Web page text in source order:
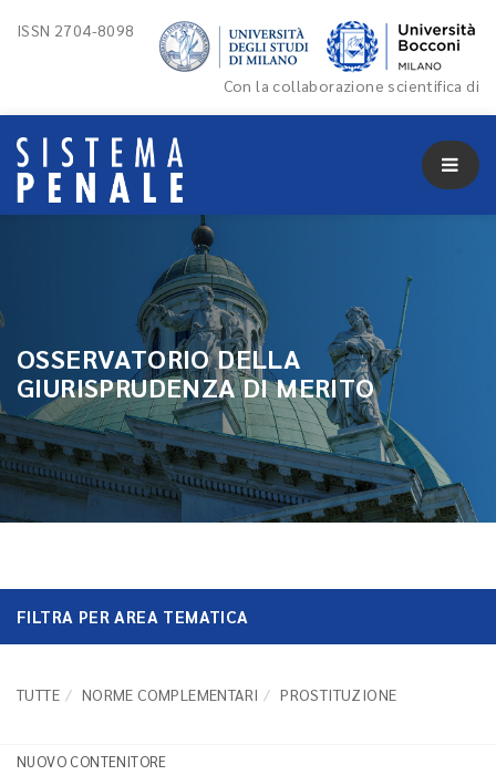
ISSN 2704-8098
Con la collaborazione scientifica di
OSSERVATORIO DELLA
GIURISPRUDENZA DI MERITO
FILTRA PER AREA TEMATICA
TUTTE NORME COMPLEMENTARI PROSTITUZIONE
NUOVO CONTENITORE